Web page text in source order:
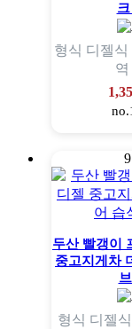
형식 디젤식
역
두산 빨갱이
중고지게차
형식 디젤